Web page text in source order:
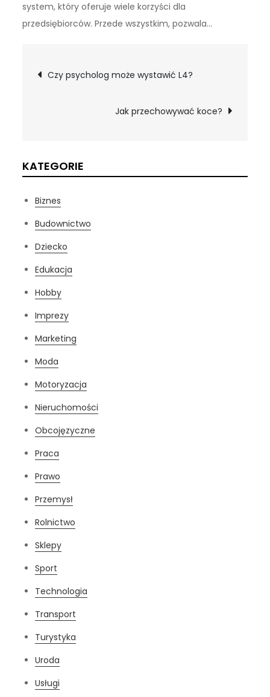
system, który oferuje wiele korzyści dla
przedsiębiorców. Przede wszystkim, pozwala…
Nawigacja
Czy psycholog może wystawić L4?
Jak przechowywać koce?
KATEGORIE
Biznes
Budownictwo
Dziecko
Edukacja
Hobby
Imprezy
Marketing
Moda
Motoryzacja
Nieruchomości
Obcojęzyczne
Praca
Prawo
Przemysł
Rolnictwo
Sklepy
Sport
Technologia
Transport
Turystyka
Uroda
Usługi